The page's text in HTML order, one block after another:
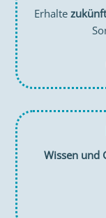
Erhalte
Wissen und